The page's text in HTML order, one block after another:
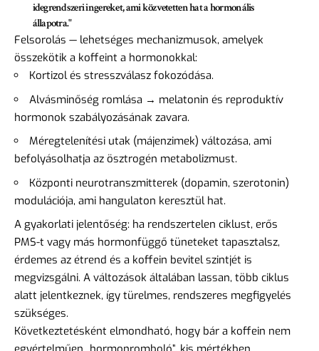
idegrendszeri ingereket, ami közvetetten hat a hormonális
állapotra."
Felsorolás — lehetséges mechanizmusok, amelyek
összekötik a koffeint a hormonokkal:
Kortizol és stresszválasz fokozódása.
Alvásminőség romlása → melatonin és reproduktív
hormonok szabályozásának zavara.
Méregtelenítési utak (májenzimek) változása, ami
befolyásolhatja az ösztrogén metabolizmust.
Központi neurotranszmitterek (dopamin, szerotonin)
modulációja, ami hangulaton keresztül hat.
A gyakorlati jelentőség: ha rendszertelen ciklust, erős
PMS-t vagy más hormonfüggő tüneteket tapasztalsz,
érdemes az étrend és a koffein bevitel szintjét is
megvizsgálni. A változások általában lassan, több ciklus
alatt jelentkeznek, így türelmes, rendszeres megfigyelés
szükséges.
Következtetésként elmondható, hogy bár a koffein nem